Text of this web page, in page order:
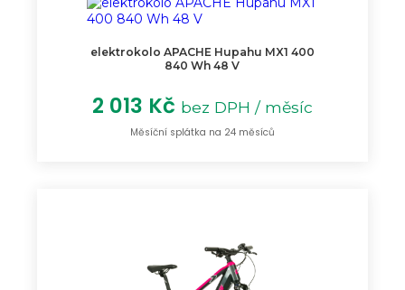
elektrokolo APACHE Hupahu MX1 400
840 Wh 48 V
2 013 Kč bez DPH / měsíc
Měsíční splátka na 24 měsíců